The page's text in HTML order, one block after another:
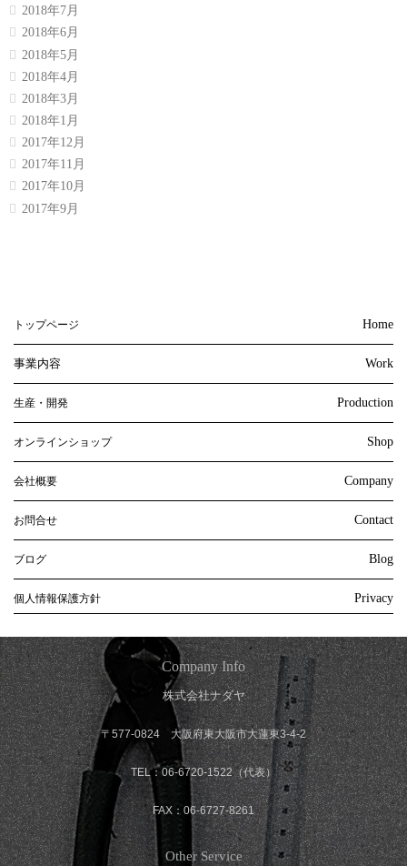
2018年7月
2018年6月
2018年5月
2018年4月
2018年3月
2018年1月
2017年12月
2017年11月
2017年10月
2017年9月
トップページ Home
事業内容 Work
生産・開発 Production
オンラインショップ Shop
会社概要 Company
お問合せ Contact
ブログ Blog
個人情報保護方針 Privacy
Company Info
株式会社ナダヤ
〒577-0824 大阪府東大阪市大蓮東3-4-2
TEL：06-6720-1522（代表）
FAX：06-6727-8261
Other Service